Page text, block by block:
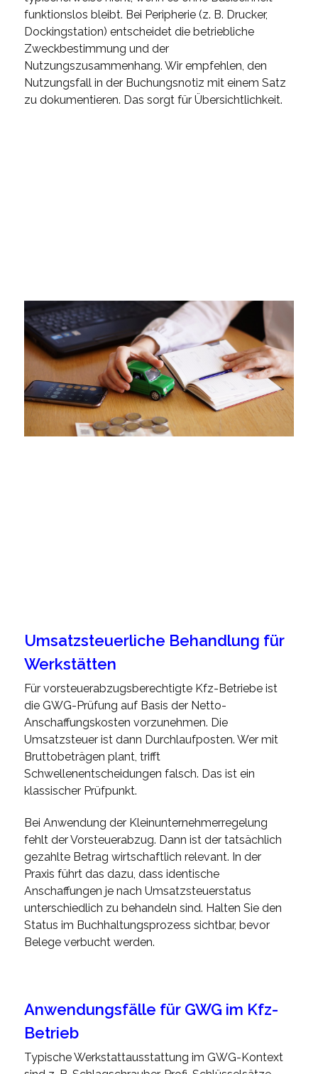
funktionslos bleibt. Bei Peripherie (z. B. Drucker,
Dockingstation) entscheidet die betriebliche
Zweckbestimmung und der
Nutzungszusammenhang. Wir empfehlen, den
Nutzungsfall in der Buchungsnotiz mit einem Satz
zu dokumentieren. Das sorgt für Übersichtlichkeit.
Umsatzsteuerliche Behandlung für
Werkstätten
Für vorsteuerabzugsberechtigte Kfz-Betriebe ist
die GWG-Prüfung auf Basis der Netto-
Anschaffungskosten vorzunehmen. Die
Umsatzsteuer ist dann Durchlaufposten. Wer mit
Bruttobeträgen plant, trifft
Schwellenentscheidungen falsch. Das ist ein
klassischer Prüfpunkt.
Bei Anwendung der Kleinunternehmerregelung
fehlt der Vorsteuerabzug. Dann ist der tatsächlich
gezahlte Betrag wirtschaftlich relevant. In der
Praxis führt das dazu, dass identische
Anschaffungen je nach Umsatzsteuerstatus
unterschiedlich zu behandeln sind. Halten Sie den
Status im Buchhaltungsprozess sichtbar, bevor
Belege verbucht werden.
Anwendungsfälle für GWG im Kfz-
Betrieb
Typische Werkstattausstattung im GWG-Kontext